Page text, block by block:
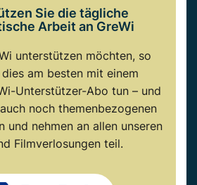
Sie die tägliche
Arbeit an GreWi
unterstützen möchten, so
am besten mit einem
Unterstützer-Abo tun – und
noch themenbezogenen
und nehmen an allen unseren
Filmverlosungen teil.